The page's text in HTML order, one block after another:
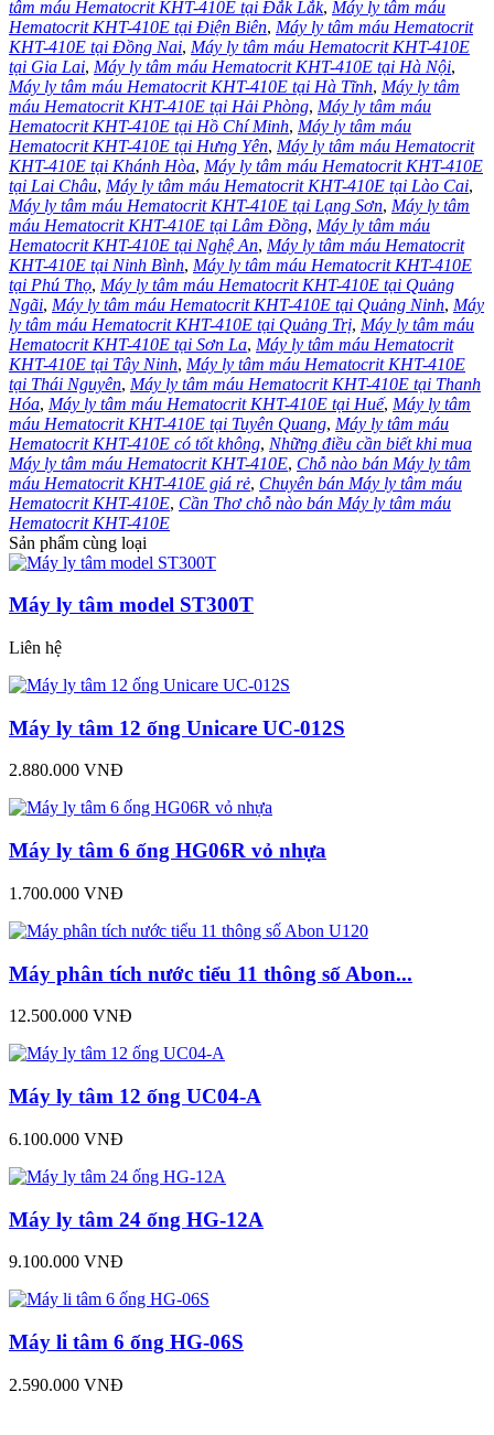
tâm máu Hematocrit KHT-410E tại Đắk Lắk, Máy ly tâm máu
Hematocrit KHT-410E tại Điện Biên, Máy ly tâm máu Hematocrit
KHT-410E tại Đồng Nai, Máy ly tâm máu Hematocrit KHT-410E
tại Gia Lai, Máy ly tâm máu Hematocrit KHT-410E tại Hà Nội,
Máy ly tâm máu Hematocrit KHT-410E tại Hà Tĩnh, Máy ly tâm
máu Hematocrit KHT-410E tại Hải Phòng, Máy ly tâm máu
Hematocrit KHT-410E tại Hồ Chí Minh, Máy ly tâm máu
Hematocrit KHT-410E tại Hưng Yên, Máy ly tâm máu Hematocrit
KHT-410E tại Khánh Hòa, Máy ly tâm máu Hematocrit KHT-410E
tại Lai Châu, Máy ly tâm máu Hematocrit KHT-410E tại Lào Cai,
Máy ly tâm máu Hematocrit KHT-410E tại Lạng Sơn, Máy ly tâm
máu Hematocrit KHT-410E tại Lâm Đồng, Máy ly tâm máu
Hematocrit KHT-410E tại Nghệ An, Máy ly tâm máu Hematocrit
KHT-410E tại Ninh Bình, Máy ly tâm máu Hematocrit KHT-410E
tại Phú Thọ, Máy ly tâm máu Hematocrit KHT-410E tại Quảng
Ngãi, Máy ly tâm máu Hematocrit KHT-410E tại Quảng Ninh, Máy
ly tâm máu Hematocrit KHT-410E tại Quảng Trị, Máy ly tâm máu
Hematocrit KHT-410E tại Sơn La, Máy ly tâm máu Hematocrit
KHT-410E tại Tây Ninh, Máy ly tâm máu Hematocrit KHT-410E
tại Thái Nguyên, Máy ly tâm máu Hematocrit KHT-410E tại Thanh
Hóa, Máy ly tâm máu Hematocrit KHT-410E tại Huế, Máy ly tâm
máu Hematocrit KHT-410E tại Tuyên Quang, Máy ly tâm máu
Hematocrit KHT-410E có tốt không, Những điều cần biết khi mua
Máy ly tâm máu Hematocrit KHT-410E, Chỗ nào bán Máy ly tâm
máu Hematocrit KHT-410E giá rẻ, Chuyên bán Máy ly tâm máu
Hematocrit KHT-410E, Cần Thơ chỗ nào bán Máy ly tâm máu
Hematocrit KHT-410E
Sản phẩm cùng loại
Máy ly tâm model ST300T
Liên hệ
Máy ly tâm 12 ống Unicare UC-012S
2.880.000 VNĐ
Máy ly tâm 6 ống HG06R vỏ nhựa
1.700.000 VNĐ
Máy phân tích nước tiểu 11 thông số Abon...
12.500.000 VNĐ
Máy ly tâm 12 ống UC04-A
6.100.000 VNĐ
Máy ly tâm 24 ống HG-12A
9.100.000 VNĐ
Máy li tâm 6 ống HG-06S
2.590.000 VNĐ